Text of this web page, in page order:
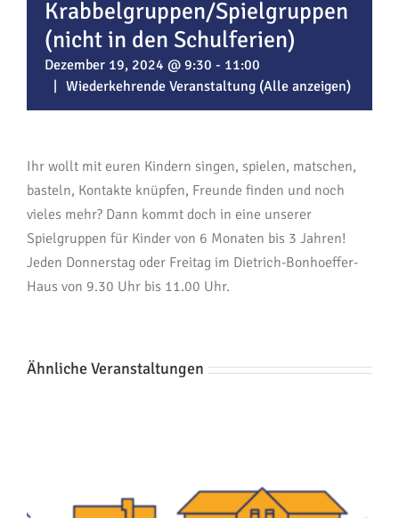
Krabbelgruppen/Spielgruppen
(nicht in den Schulferien)
Dezember 19, 2024 @ 9:30 - 11:00
Wiederkehrende Veranstaltung (Alle anzeigen)
Ihr wollt mit euren Kindern singen, spielen, matschen,
basteln, Kontakte knüpfen, Freunde finden und noch
vieles mehr? Dann kommt doch in eine unserer
Spielgruppen für Kinder von 6 Monaten bis 3 Jahren!
Jeden Donnerstag oder Freitag im Dietrich-Bonhoeffer-
Haus von 9.30 Uhr bis 11.00 Uhr.
Ähnliche Veranstaltungen